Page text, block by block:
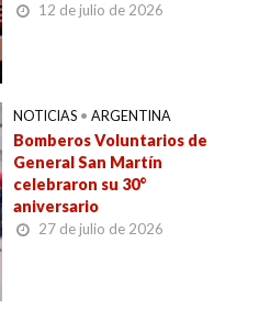
12 de julio de 2026
NOTICIAS • ARGENTINA
Bomberos Voluntarios de
General San Martín
celebraron su 30°
aniversario
27 de julio de 2026